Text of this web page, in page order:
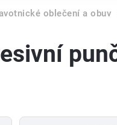
oblečení a obuv